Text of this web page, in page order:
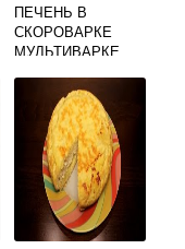
ПЕЧЕНЬ В
СКОРОВАРКЕ
МУЛЬТИВАРКЕ